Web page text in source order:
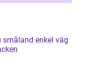
enkel väg